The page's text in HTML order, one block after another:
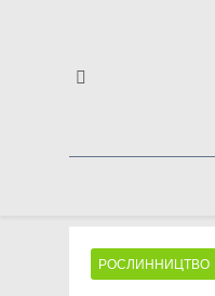
РОСЛИННИЦТВО